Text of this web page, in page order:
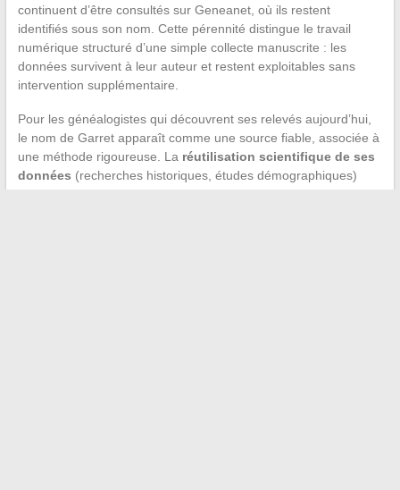
continuent d’être consultés sur Geneanet, où ils restent
identifiés sous son nom. Cette pérennité distingue le travail
numérique structuré d’une simple collecte manuscrite : les
données survivent à leur auteur et restent exploitables sans
intervention supplémentaire.
Pour les généalogistes qui découvrent ses relevés aujourd’hui,
le nom de Garret apparaît comme une source fiable, associée à
une méthode rigoureuse. La réutilisation scientifique de ses
données (recherches historiques, études démographiques)